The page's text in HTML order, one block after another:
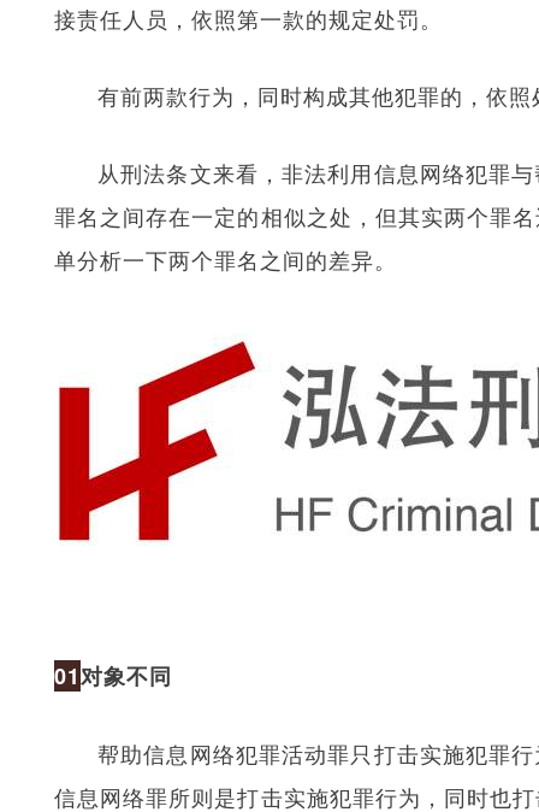
接责任人员，依照第一款的规定处罚。
有前两款行为，同时构成其他犯罪的，依
从刑法条文来看，非法利用信息网络犯罪
罪名之间存在一定的相似之处，但其实两个罪
单分析一下两个罪名之间的差异。
01对象不同
帮助信息网络犯罪活动罪只打击实施犯罪
信息网络罪所则是打击实施犯罪行为，同时也